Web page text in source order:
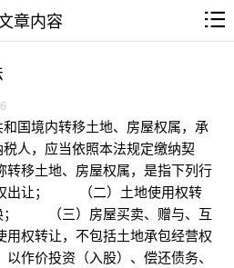
章内容
境内转移土地、房屋权属，承
人，应当依照本法规定缴纳契
土地、房屋权属，是指下列行
让； （二）土地使用权转
； （三）房屋买卖、赠与、互
转让，不包括土地承包经营权
价投资（入股）、偿还债务、